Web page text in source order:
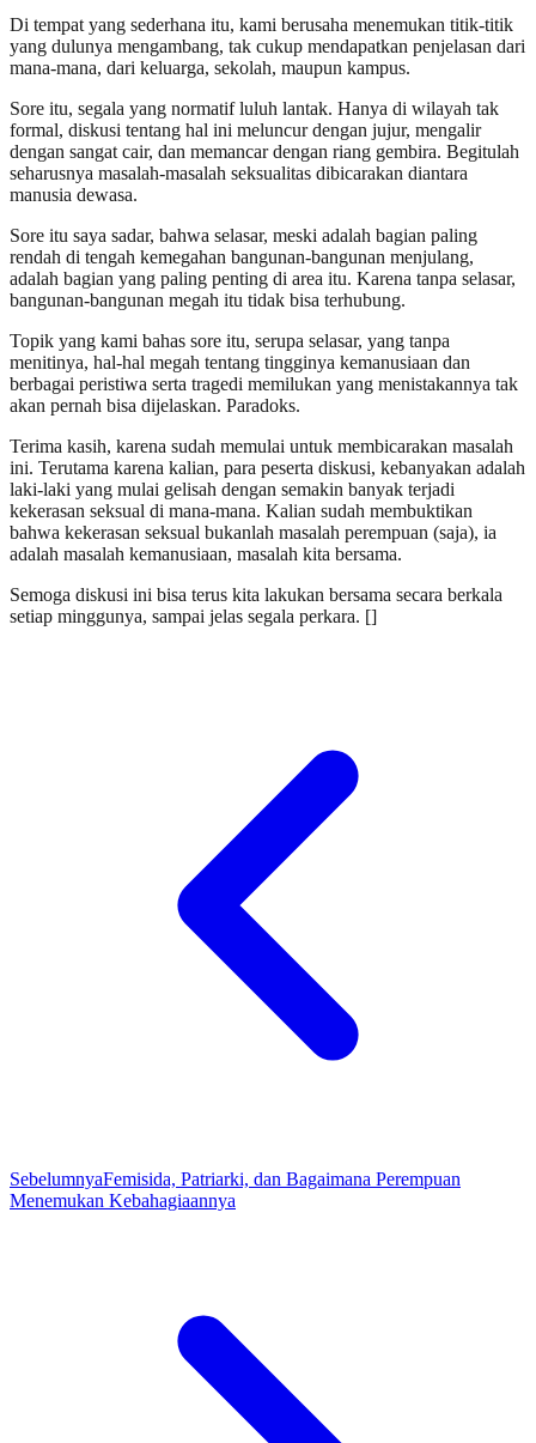
Di tempat yang sederhana itu, kami berusaha menemukan titik-titik
yang dulunya mengambang, tak cukup mendapatkan penjelasan dari
mana-mana, dari keluarga, sekolah, maupun kampus.
Sore itu, segala yang normatif luluh lantak. Hanya di wilayah tak
formal, diskusi tentang hal ini meluncur dengan jujur, mengalir
dengan sangat cair, dan memancar dengan riang gembira. Begitulah
seharusnya masalah-masalah seksualitas dibicarakan diantara
manusia dewasa.
Sore itu saya sadar, bahwa selasar, meski adalah bagian paling
rendah di tengah kemegahan bangunan-bangunan menjulang,
adalah bagian yang paling penting di area itu. Karena tanpa selasar,
bangunan-bangunan megah itu tidak bisa terhubung.
Topik yang kami bahas sore itu, serupa selasar, yang tanpa
menitinya, hal-hal megah tentang tingginya kemanusiaan dan
berbagai peristiwa serta tragedi memilukan yang menistakannya tak
akan pernah bisa dijelaskan. Paradoks.
Terima kasih, karena sudah memulai untuk membicarakan masalah
ini. Terutama karena kalian, para peserta diskusi, kebanyakan adalah
laki-laki yang mulai gelisah dengan semakin banyak terjadi
kekerasan seksual di mana-mana. Kalian sudah membuktikan
bahwa kekerasan seksual bukanlah masalah perempuan (saja), ia
adalah masalah kemanusiaan, masalah kita bersama.
Semoga diskusi ini bisa terus kita lakukan bersama secara berkala
setiap minggunya, sampai jelas segala perkara. []
SebelumnyaFemisida, Patriarki, dan Bagaimana Perempuan
Menemukan Kebahagiaannya